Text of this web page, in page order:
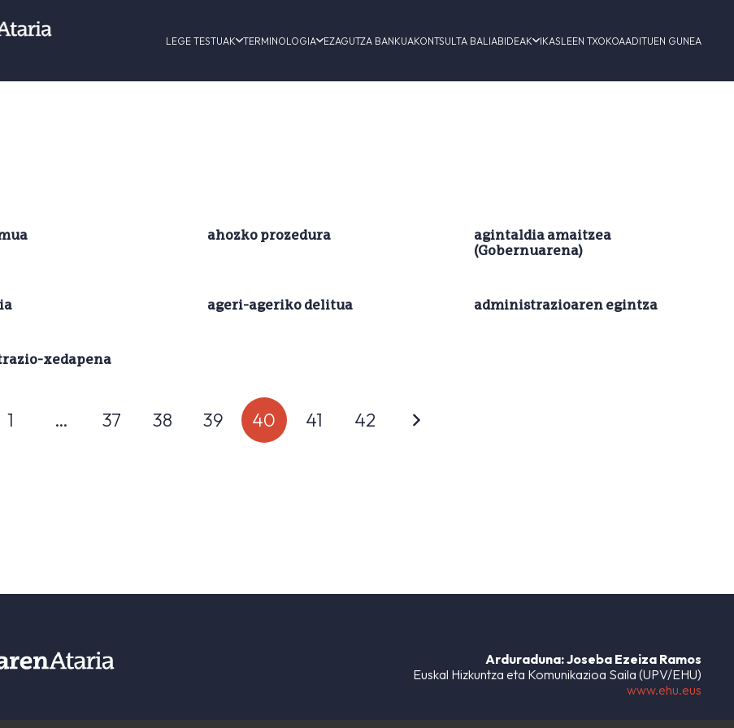
LEGE TESTUAK TERMINOLOGIA EZAGUTZA BANKUAKONTSULTA BALIABIDEAK IKASLEEN TXOKOAADITUEN GUNEA
ahozko prozedura
agintaldia amaitzea
(Gobernuarena)
ageri-ageriko delitua administrazioaren egintza
xedapena
1 … 37 38 39 40 41 42
Arduraduna: Joseba Ezeiza Ramos
Euskal Hizkuntza eta Komunikazioa Saila (UPV/EHU)
www.ehu.eus